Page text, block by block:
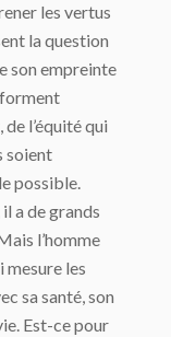
les vertus
la question
son empreinte
l’équité qui
soient
possible.
a de grands
l’homme
mesure les
sa santé, son
Est-ce pour